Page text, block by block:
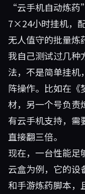
“云手机自动炼
7×24小时挂机，
无人值守的批量炼
我自己测试过几种
法，不是简单挂
阵操作。比如在《
材，另一个号负责
有云手机支持，需
直接翻三倍。
现在，一台性能足
云盒为例，它的设
和手游炼药脚本，